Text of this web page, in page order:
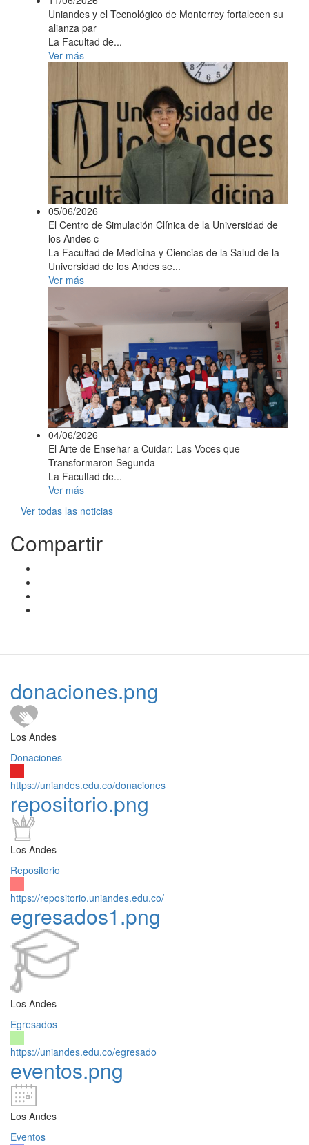
Uniandes y el Tecnológico de Monterrey fortalecen su
alianza par
La Facultad de...
Ver más
05/06/2026
El Centro de Simulación Clínica de la Universidad de
los Andes c
La Facultad de Medicina y Ciencias de la Salud de la
Universidad de los Andes se...
Ver más
04/06/2026
El Arte de Enseñar a Cuidar: Las Voces que
Transformaron Segunda
La Facultad de...
Ver más
Ver todas las noticias
Compartir
donaciones.png
Los Andes
Donaciones
https://uniandes.edu.co/donaciones
repositorio.png
Los Andes
Repositorio
https://repositorio.uniandes.edu.co/
egresados1.png
Los Andes
Egresados
https://uniandes.edu.co/egresado
eventos.png
Los Andes
Eventos